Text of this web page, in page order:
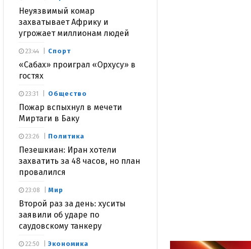
Неуязвимый комар
захватывает Африку и
угрожает миллионам людей
Спорт
«Сабах» проиграл «Орхусу» в
гостях
23:44
Общество
Пожар вспыхнул в мечети
Миртаги в Баку
23:31
Политика
Пезешкиан: Иран хотели
захватить за 48 часов, но план
провалился
23:26
Мир
Второй раз за день: хуситы
заявили об ударе по
саудовскому танкеру
23:08
Экономика
22:50